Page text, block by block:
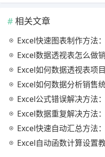
相关文章
Excel快速图表制作方法
Excel数据透视表怎么做销售统
Excel如何数据透视表项目管理
Excel如何数据分析销售统计：
Excel公式错误解决方法
Excel数据重复解决方法
Excel快速自动汇总方法
Excel自动函数计算设置教